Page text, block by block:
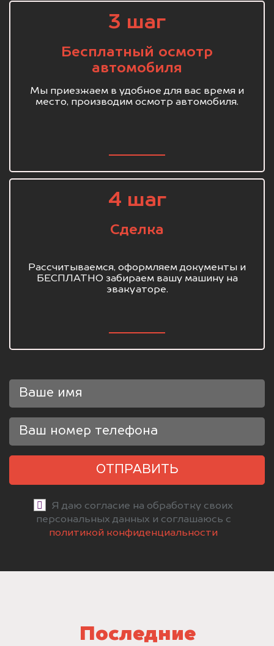
3 шаг
Бесплатный осмотр
автомобиля
Мы приезжаем в удобное для вас время и
место, производим осмотр автомобиля.
4 шаг
Сделка
Рассчитываемся, оформляем документы и
БЕСПЛАТНО забираем вашу машину на
эвакуаторе.
ОТПРАВИТЬ
Я даю согласие на обработку своих
персональных данных и соглашаюсь с
политикой конфиденциальности
Последние